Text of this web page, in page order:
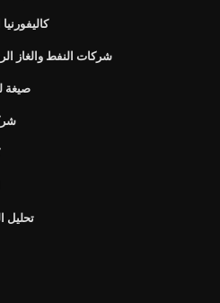
شركات النفط والغاز
صيغة
تحليل